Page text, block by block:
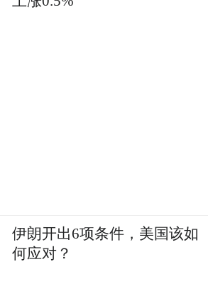
伊朗开出6项条件，美国该如
何应对？